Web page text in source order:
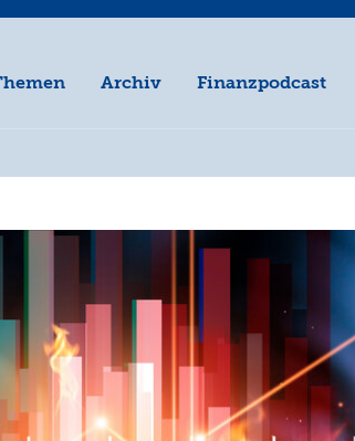
Archiv Finanzpodcast